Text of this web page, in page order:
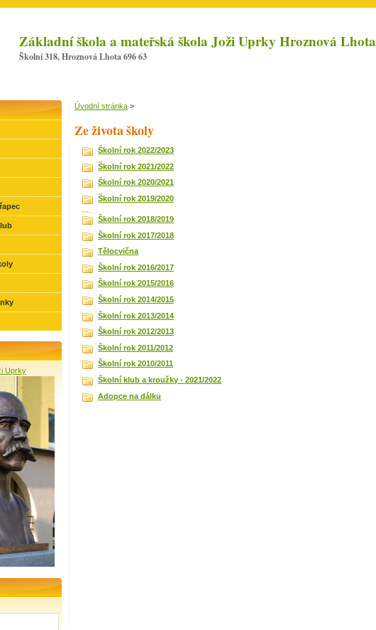
Základní škola a mateřská škola Joži Uprky Hroznová Lhota
Školní 318, Hroznová Lhota 696 63
Uprky
Úvodní stránka >
Ze života školy
Školní rok 2022/2023
Školní rok 2021/2022
Školní rok 2020/2021
Školní rok 2019/2020
Školní rok 2018/2019
Školní rok 2017/2018
Tělocvična
Školní rok 2016/2017
Školní rok 2015/2016
Školní rok 2014/2015
Školní rok 2013/2014
Školní rok 2012/2013
Školní rok 2011/2012
Školní rok 2010/2011
Školní klub a kroužky - 2021/2022
Adopce na dálku